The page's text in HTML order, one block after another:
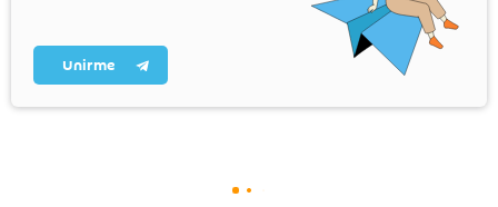
Unirme